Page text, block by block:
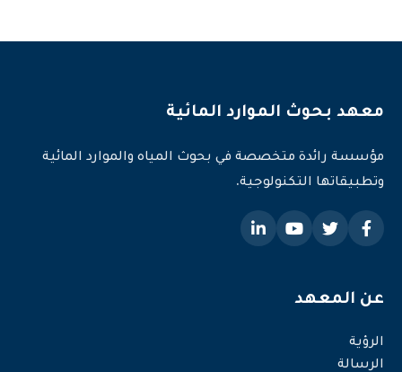
معهد بحوث الموارد المائية
مؤسسة رائدة متخصصة في بحوث المياه والموارد المائية
وتطبيقاتها التكنولوجية.
عن المعهد
الرؤية
الرسالة